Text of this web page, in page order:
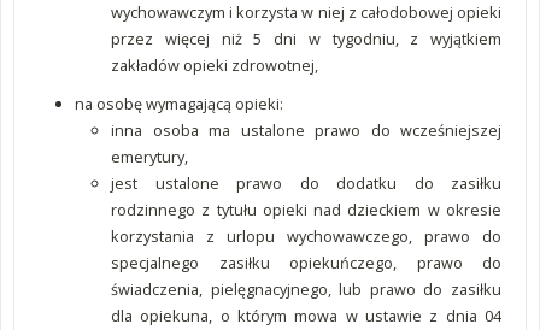
wychowawczym i korzysta w niej z całodobowej opieki
przez więcej niż 5 dni w tygodniu, z wyjątkiem
zakładów opieki zdrowotnej,
na osobę wymagającą opieki:
inna osoba ma ustalone prawo do wcześniejszej
emerytury,
jest ustalone prawo do dodatku do zasiłku
rodzinnego z tytułu opieki nad dzieckiem w okresie
korzystania z urlopu wychowawczego, prawo do
specjalnego zasiłku opiekuńczego, prawo do
świadczenia, pielęgnacyjnego, lub prawo do zasiłku
dla opiekuna, o którym mowa w ustawie z dnia 04